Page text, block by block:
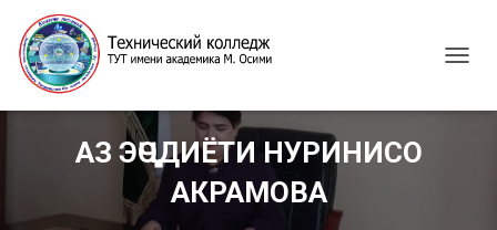
G
АЗ ЭҶОДИЁТИ НУРИНИСО
АКРАМОВА